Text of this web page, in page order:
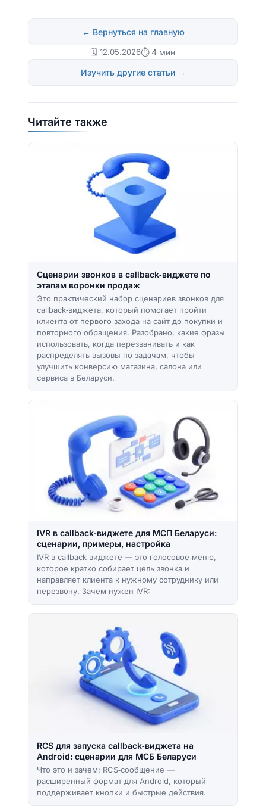
← Вернуться на главную
🗓️ 12.05.2026⏱ 4 мин
Изучить другие статьи →
Читайте также
Сценарии звонков в callback‑виджете по
этапам воронки продаж
Это практический набор сценариев звонков для
callback‑виджета, который помогает пройти
клиента от первого захода на сайт до покупки и
повторного обращения. Разобрано, какие фразы
использовать, когда перезванивать и как
распределять вызовы по задачам, чтобы
улучшить конверсию магазина, салона или
сервиса в Беларуси.
IVR в callback‑виджете для МСП Беларуси:
сценарии, примеры, настройка
IVR в callback‑виджете — это голосовое меню,
которое кратко собирает цель звонка и
направляет клиента к нужному сотруднику или
перезвону. Зачем нужен IVR:
RCS для запуска callback‑виджета на
Android: сценарии для МСБ Беларуси
Что это и зачем: RCS‑сообщение —
расширенный формат для Android, который
поддерживает кнопки и быстрые действия.